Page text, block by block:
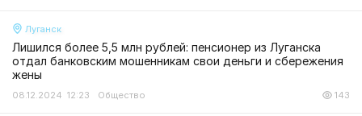
Луганск
Лишился более 5,5 млн рублей: пенсионер из Луганска
отдал банковским мошенникам свои деньги и сбережения
жены
08.12.2024 12:23 Общество 143